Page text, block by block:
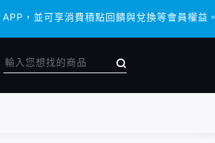
，並可享消費積點回饋與兌換等會員權益。
，並可享消費積點回饋與兌換等會員權益。